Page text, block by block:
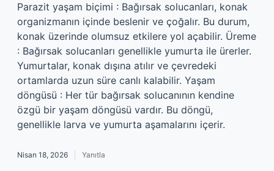
Parazit yaşam biçimi : Bağırsak solucanları, konak
organizmanın içinde beslenir ve çoğalır. Bu durum,
konak üzerinde olumsuz etkilere yol açabilir. Üreme
: Bağırsak solucanları genellikle yumurta ile ürerler.
Yumurtalar, konak dışına atılır ve çevredeki
ortamlarda uzun süre canlı kalabilir. Yaşam
döngüsü : Her tür bağırsak solucanının kendine
özgü bir yaşam döngüsü vardır. Bu döngü,
genellikle larva ve yumurta aşamalarını içerir.
Nisan 18, 2026 Yanıtla